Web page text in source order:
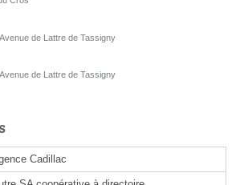
de Lattre de Tassigny
de Lattre de Tassigny
Cadillac